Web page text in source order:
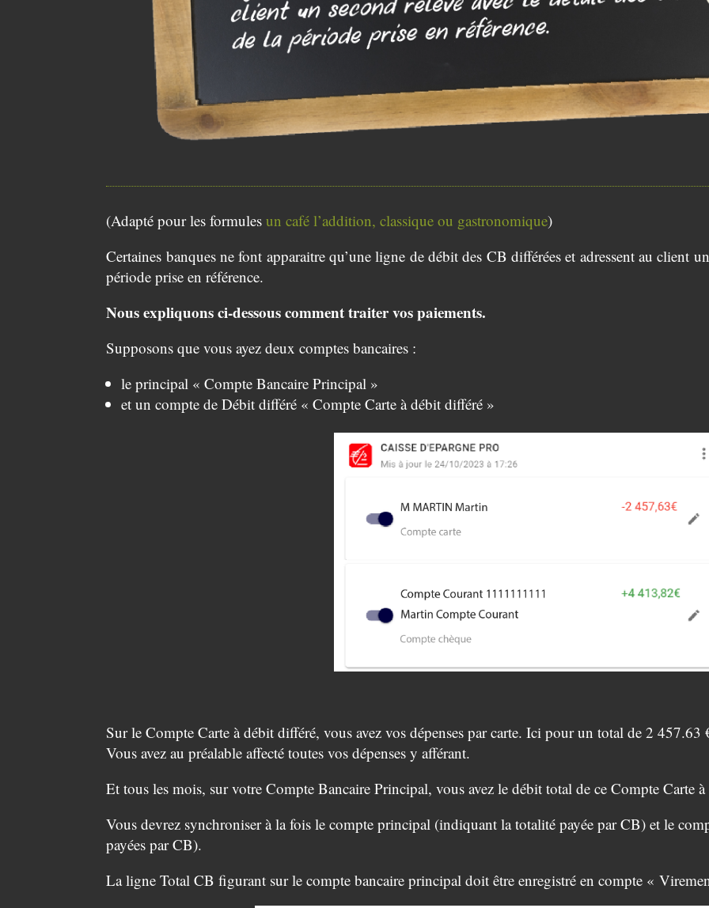
(Adapté pour les formulesun café l’addition, classique ou gastronomique)
Certaines banques ne font apparaitre qu’une ligne de débit des CB différées et adressent au client
période prise en référence.
Nous expliquons ci-dessous comment traiter vos paiements.
Supposons que vous ayez deux comptes bancaires :
le principal « Compte Bancaire Principal »
et un compte de Débit différé « Compte Carte à débit différé »
Sur le Compte Carte à débit différé, vous avez vos dépenses par carte. Ici pour un total de 2 457.63
Vous avez au préalable affecté toutes vos dépenses y afférant.
Et tous les mois, sur votre Compte Bancaire Principal, vous avez le débit total de ce Compte Carte
Vous devrez synchroniser à la fois le compte principal (indiquant la totalité payée par CB) et le
payées par CB).
La ligne Total CB figurant sur le compte bancaire principal doit être enregistré en compte «